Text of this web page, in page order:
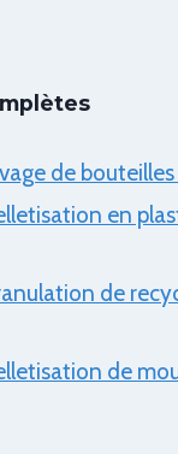
de bouteilles
en
de
de